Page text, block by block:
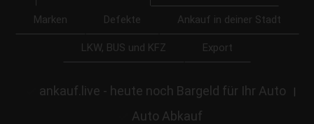
Marken Defekte Ankauf in deiner Stadt
LKW, BUS und KFZ Export
ankauf.live - heute noch Bargeld für Ihr Auto |
Auto Abkauf